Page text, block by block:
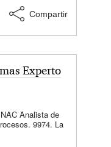
Compartir
Experto
Analista de
9974. La